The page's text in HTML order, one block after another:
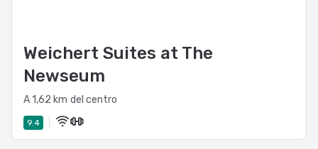
Weichert Suites at The
Newseum
A 1,62 km del centro
9.4